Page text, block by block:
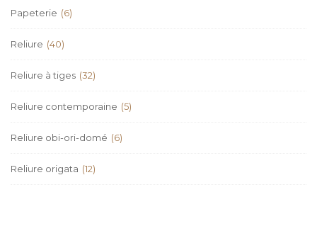
Papeterie (6)
Reliure (40)
Reliure à tiges (32)
Reliure contemporaine (5)
Reliure obi-ori-domé (6)
Reliure origata (12)